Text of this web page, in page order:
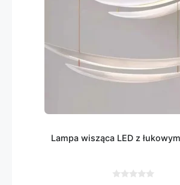
Lampa wisząca LED z